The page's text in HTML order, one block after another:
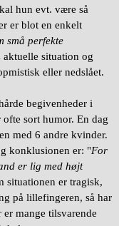
hun evt. være så
er blot en enkelt
små perfekte
aktuelle situation og
eller nedslået.
begivenheder i
sort humor. En dag
med 6 andre kvinder.
konklusionen er: "For
er lig med højt
situationen er tragisk,
på lillefingeren, så har
mange tilsvarende